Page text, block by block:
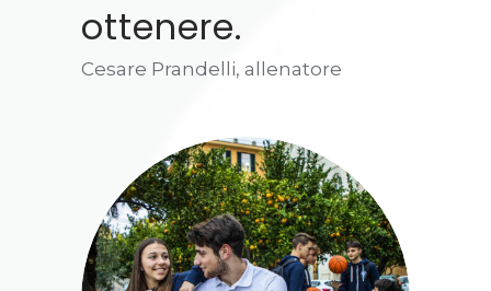
ottenere.
Cesare Prandelli, allenatore